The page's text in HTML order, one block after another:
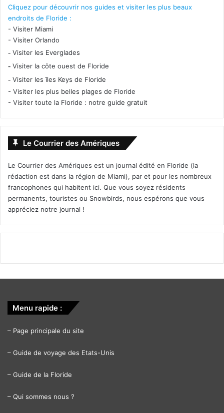
Cliquez pour découvrir nos guides et visiter les plus beaux
endroits de Floride :
- Visiter Miami
- Visiter Orlando
- Visiter les Everglades
- Visiter la côte ouest de Floride
- Visiter les îles Keys de Floride
- Visiter les plus belles plages de Floride
- Visiter toute la Floride : notre guide gratuit
Le Courrier des Amériques
Le Courrier des Amériques est un journal édité en Floride (la
rédaction est dans la région de Miami), par et pour les nombreux
francophones qui habitent ici. Que vous soyez résidents
permanents, touristes ou Snowbirds, nous espérons que vous
appréciez notre journal !
Menu rapide :
– Page principale du site
– Guide de voyage des Etats-Unis
– Guide de la Floride
– Qui sommes nous ?